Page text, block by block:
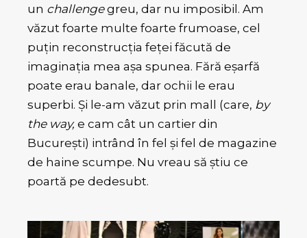
un challengegreu, dar nu imposibil. Am
văzut foarte multe foarte frumoase, cel
puțin reconstrucția feței făcută de
imaginația mea așa spunea. Fără eșarfă
poate erau banale, dar ochii le erau
superbi. Și le-am văzut prin mall (care, by
the way,e cam cât un cartier din
București) intrând în fel și fel de magazine
de haine scumpe. Nu vreau să știu ce
poartă pe dedesubt.